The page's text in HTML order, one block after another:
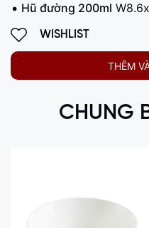
Hũ đường 200ml
WISHLIST
THÊM
CHUNG